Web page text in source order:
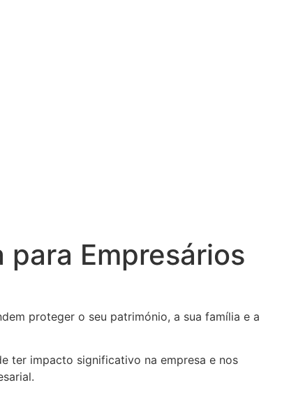
Empresários
proteger o seu património, a sua família e a
ter impacto significativo na empresa e nos